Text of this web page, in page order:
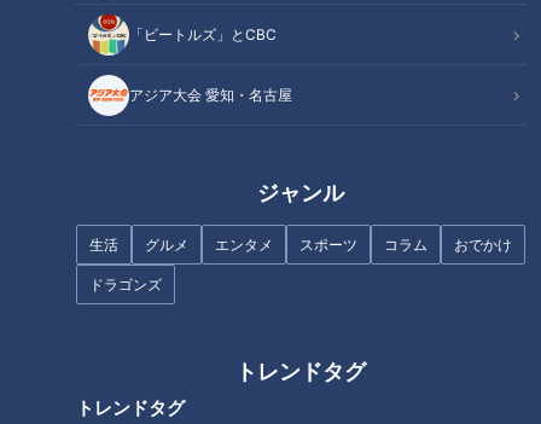
「ビートルズ」とCBC
アジア大会 愛知・名古屋
ジャンル
生活 グルメ エンタメ スポーツ コラム おでかけ
ドラゴンズ
トレンドタグ
トレンドタグ
加藤愛アナが愛知・碧南市の
『福本焼』を調査！ 中を開けば
3層のボリューム満点！愛され
「味しみ春雨の中華サラダ」の
作り方【キユーピー３分クッキ
ング】
ドラゴンズ 野球 なるほど ラジチューブ
3/5(木)のドラ魂キングは…